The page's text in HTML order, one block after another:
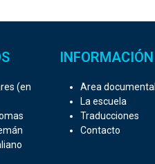
(en
INFORMACIÓN
Area documental
La escuela
Traducciones
Contacto